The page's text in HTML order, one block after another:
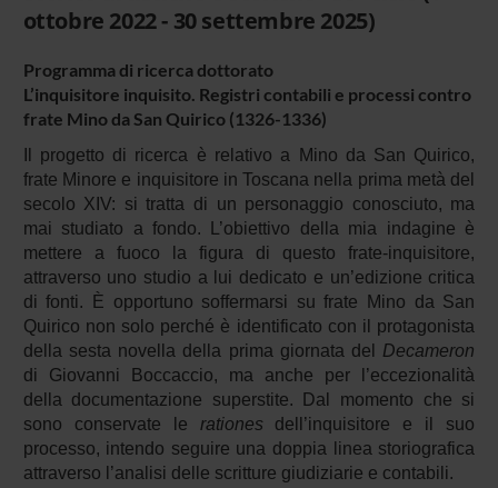
ottobre 2022 - 30 settembre 2025)
Programma di ricerca dottorato
L’inquisitore inquisito. Registri contabili e processi contro
frate Mino da San Quirico (1326-1336)
Il progetto di ricerca è relativo a Mino da San Quirico,
frate Minore e inquisitore in Toscana nella prima metà del
secolo XIV: si tratta di un personaggio conosciuto, ma
mai studiato a fondo. L’obiettivo della mia indagine è
mettere a fuoco la figura di questo frate-inquisitore,
attraverso uno studio a lui dedicato e un’edizione critica
di fonti. È opportuno soffermarsi su frate Mino da San
Quirico non solo perché è identificato con il protagonista
della sesta novella della prima giornata del Decameron
di Giovanni Boccaccio, ma anche per l’eccezionalità
della documentazione superstite. Dal momento che si
sono conservate le rationes dell’inquisitore e il suo
processo, intendo seguire una doppia linea storiografica
attraverso l’analisi delle scritture giudiziarie e contabili.